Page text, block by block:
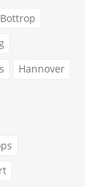
Bottrop
Hannover